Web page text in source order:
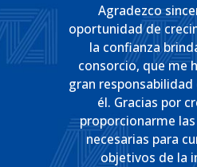
Agradezco
oportunidad de
la confianza
consorcio, que me
gran
él. Gracias por
proporcionarme
necesarias para
objetivos de la